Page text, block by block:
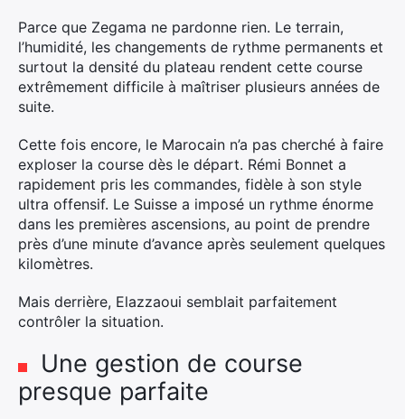
Parce que Zegama ne pardonne rien. Le terrain,
l’humidité, les changements de rythme permanents et
surtout la densité du plateau rendent cette course
extrêmement difficile à maîtriser plusieurs années de
suite.
Cette fois encore, le Marocain n’a pas cherché à faire
exploser la course dès le départ. Rémi Bonnet a
rapidement pris les commandes, fidèle à son style
ultra offensif. Le Suisse a imposé un rythme énorme
dans les premières ascensions, au point de prendre
près d’une minute d’avance après seulement quelques
kilomètres.
Mais derrière, Elazzaoui semblait parfaitement
contrôler la situation.
Une gestion de course
presque parfaite